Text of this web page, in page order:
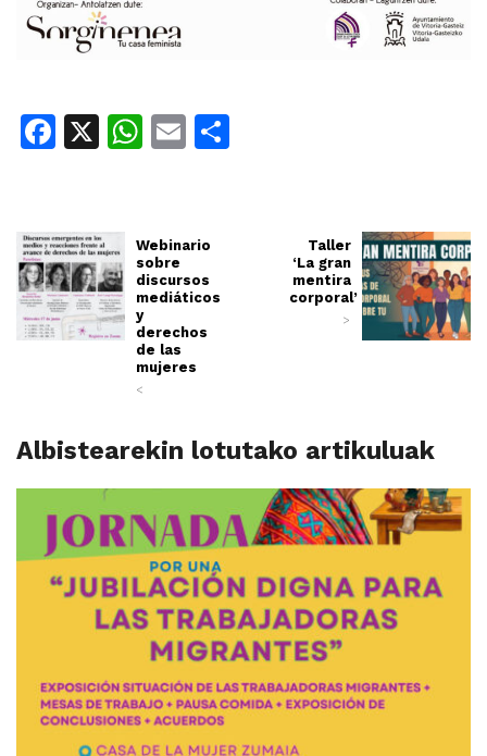
Facebook
X WhatsApp
Email
Webinario
sobre
discursos
mediáticos
y
derechos
de las
mujeres
<
Taller
‘La gran
mentira
corporal’
>
Albistearekin lotutako artikuluak